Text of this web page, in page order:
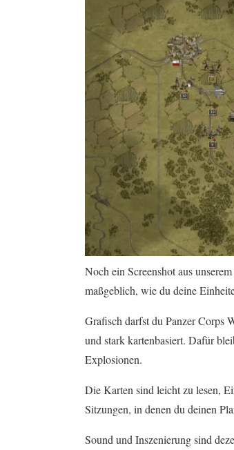
Noch ein Screenshot aus
maßgeblich, wie du deine
Grafisch darfst du Panzer Corps
und stark kartenbasiert. Dafür
Explosionen.
Die Karten sind leicht zu lesen,
Sitzungen, in denen du deinen
Sound und Inszenierung sind